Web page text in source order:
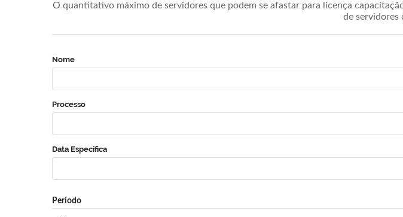
O quantitativo máximo de servidores que podem se afastar para licença
de servidores
Nome
Processo
Data Específica
Período